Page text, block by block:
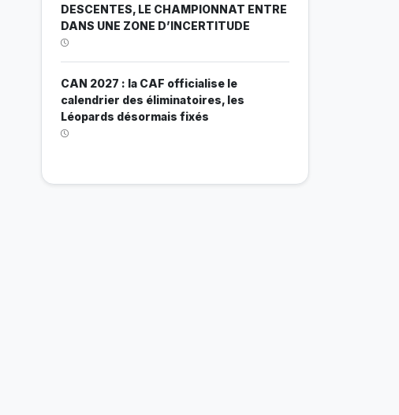
DESCENTES, LE CHAMPIONNAT ENTRE
DANS UNE ZONE D’INCERTITUDE
CAN 2027 : la CAF officialise le
calendrier des éliminatoires, les
Léopards désormais fixés